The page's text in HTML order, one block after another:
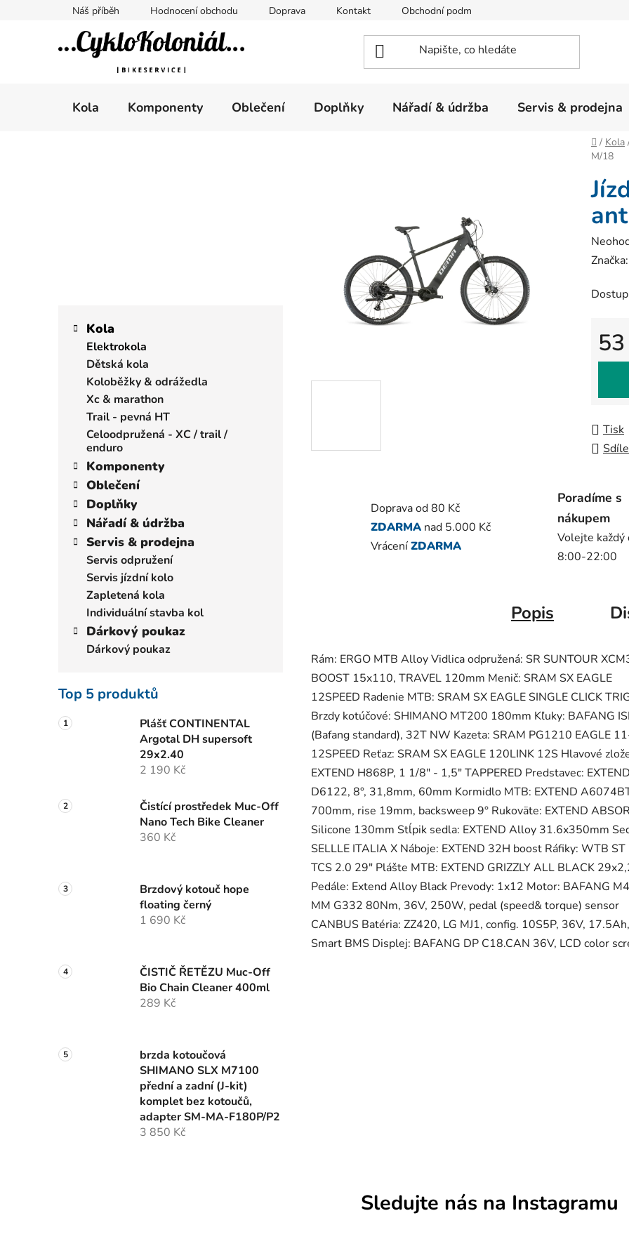
Náš příběh Hodnocení obchodu Doprava Kontakt Obchodní podmínky
Kola Komponenty Oblečení Doplňky Nářadí & údržba Servis & prodejna
Domů
/ Kola
M/18
kategorie
Kola
Elektrokola
Dětská kola
Koloběžky & odrážedla
Xc & marathon
Trail - pevná HT
Celoodpružená - XC / trail /
enduro
Komponenty
Oblečení
Doplňky
Nářadí & údržba
Servis & prodejna
Servis odpružení
Servis jízdní kolo
Zapletená kola
Individuální stavba kol
Dárkový poukaz
Dárkový poukaz
Top 5 produktů
Plášť CONTINENTAL
Argotal DH supersoft
29x2.40
2 190 Kč
Čistící prostředek Muc-Off
Nano Tech Bike Cleaner
360 Kč
Brzdový kotouč hope
floating černý
1 690 Kč
ČISTIČ ŘETĚZU Muc-Off
Bio Chain Cleaner 400ml
289 Kč
brzda kotoučová
SHIMANO SLX M7100
přední a zadní (J-kit)
komplet bez kotoučů,
adapter SM-MA-F180P/P2
3 850 Kč
je
Tisk
Doprava od 80 Kč
ZDARMA nad 5.000 Kč
VráceníZDARMA
Poradíme s
nákupem
Volejte každý
8:00-22:00
Popis
Rám: ERGO MTB Alloy Vidlica odpružená: SR SUNTOUR
BOOST 15x110, TRAVEL 120mm Menič: SRAM SX EAGLE
12SPEED Radenie MTB: SRAM SX EAGLE SINGLE CLICK
Brzdy kotúčové: SHIMANO MT200 180mm Kľuky: BAFANG
(Bafang standard), 32T NW Kazeta: SRAM PG1210 EAGLE
12SPEED Reťaz: SRAM SX EAGLE 120LINK 12S Hlavové
EXTEND H868P, 1 1/8" - 1,5" TAPPERED Predstavec:
D6122, 8°, 31,8mm, 60mm Kormidlo MTB: EXTEND
700mm, rise 19mm, backsweep 9° Rukoväte: EXTEND
Silicone 130mm Stĺpik sedla: EXTEND Alloy 31.6x350mm
SELLLE ITALIA X Náboje: EXTEND 32H boost Ráfiky: WTB
TCS 2.0 29" Plášte MTB: EXTEND GRIZZLY ALL BLACK
Pedále: Extend Alloy Black Prevody: 1x12 Motor: BAFANG
MM G332 80Nm, 36V, 250W, pedal (speed& torque) sensor
CANBUS Batéria: ZZ420, LG MJ1, config. 10S5P, 36V, 17.5Ah,
Smart BMS Displej: BAFANG DP C18.CAN 36V, LCD color
Sledujte nás na Instagramu